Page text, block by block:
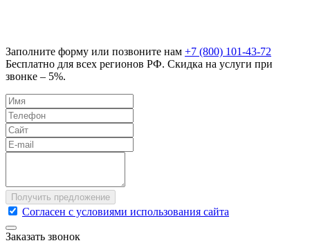
Заполните форму или позвоните нам +7 (800) 101-43-72
Бесплатно для всех регионов РФ. Скидка на услуги при
звонке – 5%.
Согласен с условиями использования сайта
Заказать звонок